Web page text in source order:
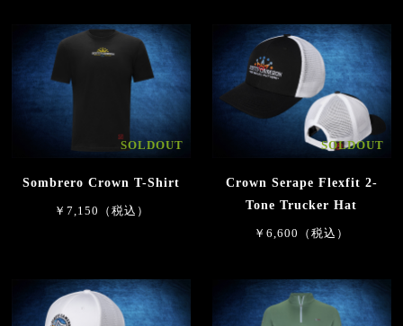
SOLDOUT
Sombrero Crown T-Shirt
￥7,150（税込）
SOLDOUT
Crown Serape Flexfit 2-
Tone Trucker Hat
￥6,600（税込）